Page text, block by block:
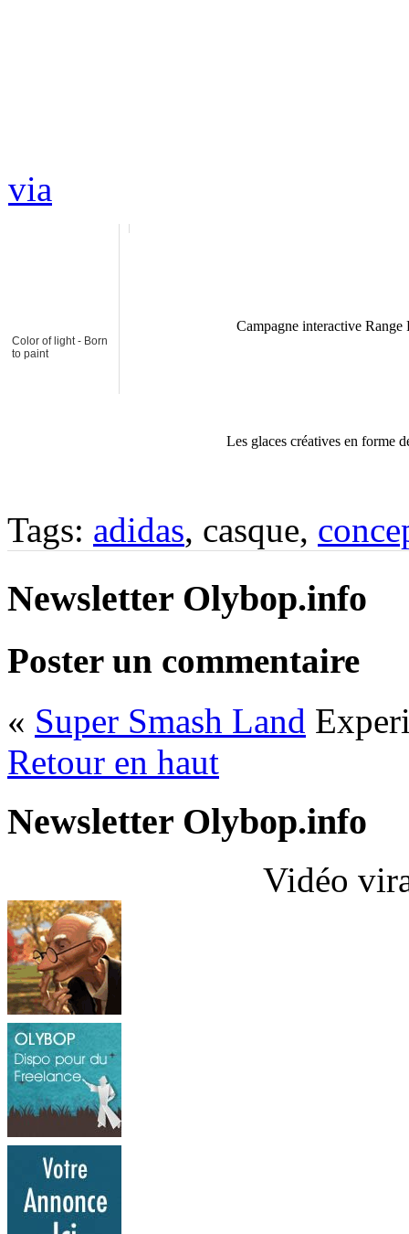
via
Color of light - Born
to paint
Campagne interactive
Les glaces créatives en forme
Tags: adidas, casque,
Newsletter Olybop.info
Poster un commentaire
« Super Smash Land
Retour en haut
Newsletter Olybop.info
Vidéo